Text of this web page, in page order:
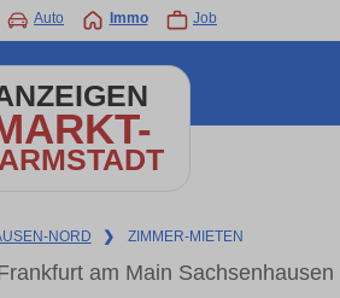
Auto Immo Job
NORD ❯ ZIMMER-MIETEN
am Main